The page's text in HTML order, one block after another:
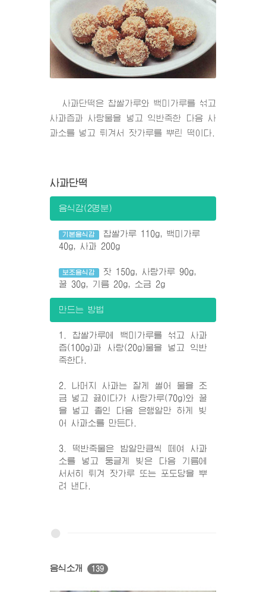
사과단떡은 찹쌀가루와 백미가루를 섞고
사과즙과 사탕물을 넣고 익반죽한 다음 사
과소를 넣고 튀겨서 잣가루를 뿌린 떡이다.
사과단떡
음식감(2명분)
기본음식감
찹쌀가루 110g, 백미가루
40g, 사과 200g
보조음식감
잣 150g, 사탕가루 90g,
꿀 30g, 기름 20g, 소금 2g
만드는 방법
1. 찹쌀가루에 백미가루를 섞고 사과
즙(100g)과 사탕(20g)물을 넣고 익반
죽한다.
2. 나머지 사과는 잘게 썰어 물을 조
금 넣고 끓이다가 사탕가루(70g)와 꿀
을 넣고 졸인 다음 은행알만 하게 빚
어 사과소를 만든다.
3. 떡반죽물은 밤알만큼씩 떼여 사과
소를 넣고 둥글게 빚은 다음 기름에
서서히 튀겨 잣가루 또는 포도당을 뿌
려 낸다.
음식소개 139